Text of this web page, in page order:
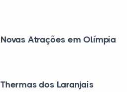
Novas Atrações em Olímpia
Thermas dos Laranjais